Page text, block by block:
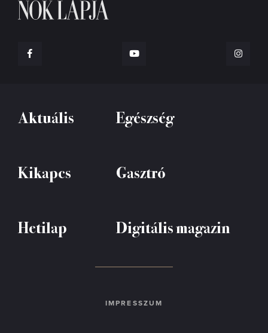
Aktuális Egészség
Kikapcs Gasztró
Hetilap Digitális magazin
IMPRESSZUM